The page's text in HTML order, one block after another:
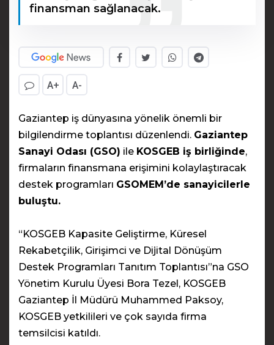
finansman sağlanacak.
A+ A-
Gaziantep iş dünyasına yönelik önemli bir
bilgilendirme toplantısı düzenlendi. Gaziantep
Sanayi Odası (GSO) ile KOSGEB iş birliğinde,
firmaların finansmana erişimini kolaylaştıracak
destek programları GSOMEM’de sanayicilerle
buluştu.
“KOSGEB Kapasite Geliştirme, Küresel
Rekabetçilik, Girişimci ve Dijital Dönüşüm
Destek Programları Tanıtım Toplantısı”na GSO
Yönetim Kurulu Üyesi Bora Tezel, KOSGEB
Gaziantep İl Müdürü Muhammed Paksoy,
KOSGEB yetkilileri ve çok sayıda firma
temsilcisi katıldı.